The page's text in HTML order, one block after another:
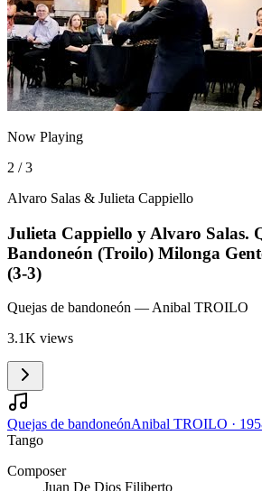
Now Playing
2 / 3
Alvaro Salas & Julieta Cappiello
Julieta Cappiello y Alvaro Salas.
Bandoneón (Troilo) Milonga
(3-3)
Quejas de bandoneón — Anibal TROILO
3.1K views
Quejas de bandoneónAnibal TROILO ·
Tango
Composer
Juan De Dios Filiberto